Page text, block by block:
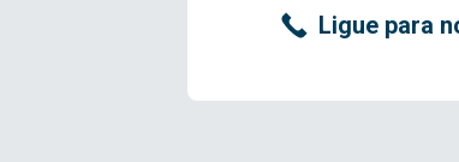
Ligue para